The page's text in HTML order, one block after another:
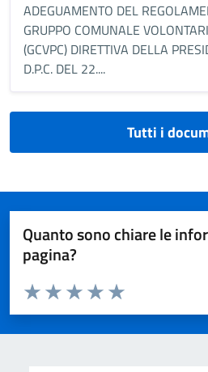
ADEGUAMENTO DEL
GRUPPO COMUNALE
(GCVPC) DIRETTIVA DELLA
D.P.C. DEL 22....
Tutti i
Quanto sono chiare le
pagina?
Valuta da 1 a 5 stelle la pagina
Valuta 5 stelle su
Valuta 4 stelle su 5
Valuta 3 stelle su 5
Valuta 2 stelle su 5
Valuta 1 stelle su 5